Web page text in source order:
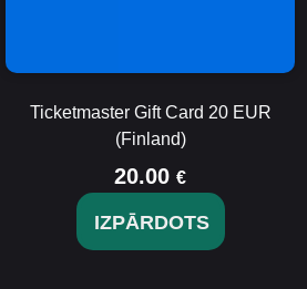
Ticketmaster Gift Card 20 EUR
(Finland)
20.00 €
IZPĀRDOTS